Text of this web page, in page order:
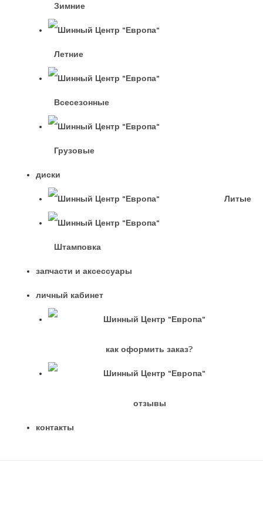
Зимние
Летние
Всесезонные
Грузовые
диски
Литые
Штамповка
запчасти и аксессуары
личный кабинет
как оформить заказ?
отзывы
контакты